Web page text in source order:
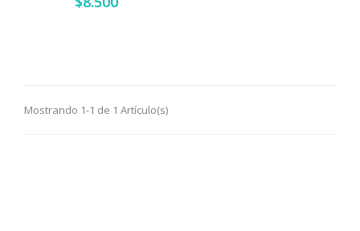
Mostrando 1-1 de 1 Artículo(s)